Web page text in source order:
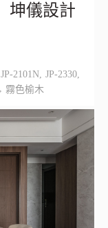
坤儀設計
JP-2101N, JP-2330,
霧色榆木